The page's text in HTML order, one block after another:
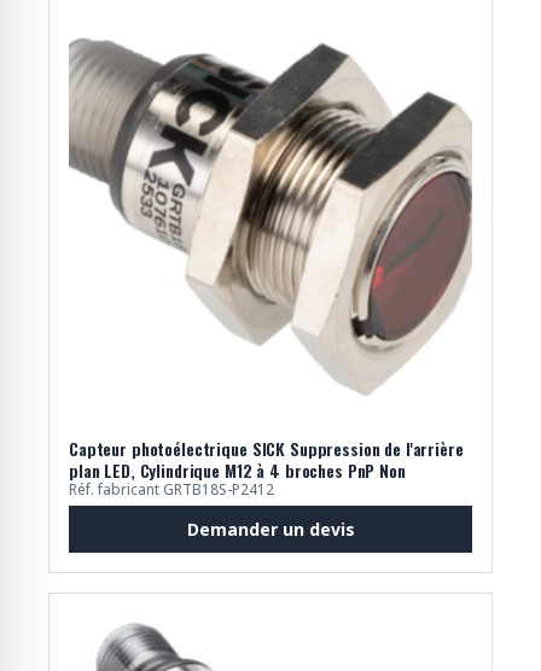
Capteur photoélectrique SICK Suppression de l'arrière
plan LED, Cylindrique M12 à 4 broches PnP Non
Réf. fabricant GRTB18S-P2412
Demander un devis